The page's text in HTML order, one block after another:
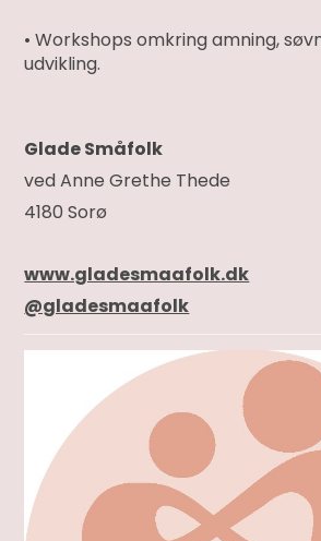
• Workshops omkring amning,
udvikling.
Glade Småfolk
ved Anne Grethe Thede
4180 Sorø
www.gladesmaafolk.dk
@gladesmaafolk